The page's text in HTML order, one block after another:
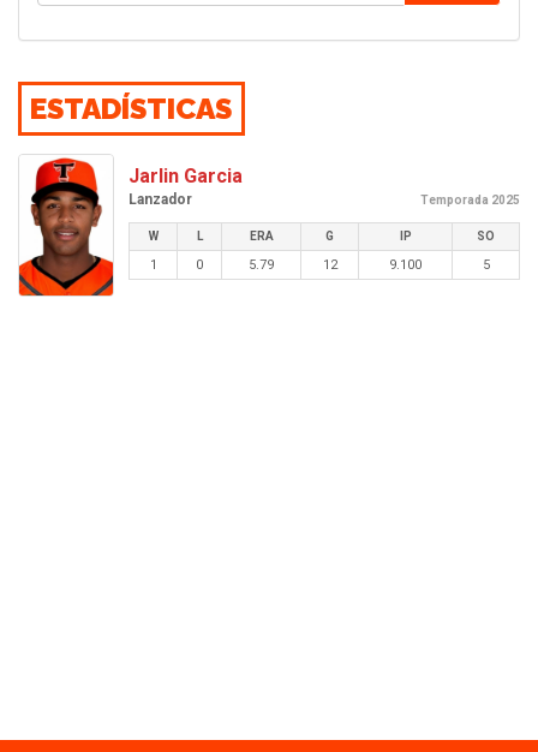
ESTADÍSTICAS
Jarlin Garcia
Lanzador Temporada 2025
W L ERA G IP SO
1 0 5.79 12 9.100 5